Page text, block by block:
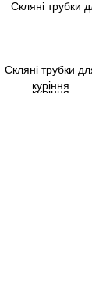
Скляні трубки
куріння